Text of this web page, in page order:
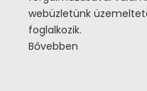
webüzletünk
foglalkozik.
Bővebben